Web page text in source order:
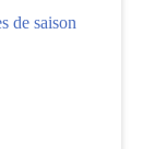
de saison